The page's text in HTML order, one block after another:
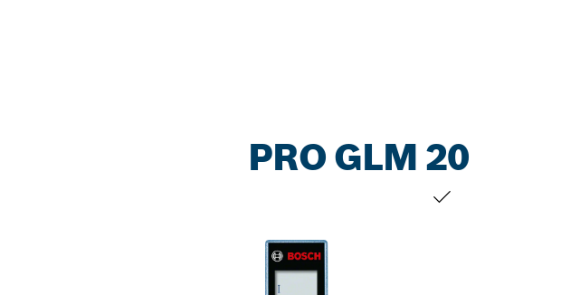
PRO GLM 20